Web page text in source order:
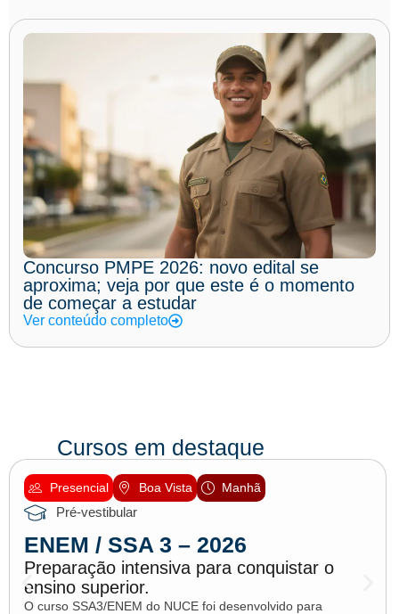
Concurso PMPE 2026: novo edital se
aproxima; veja por que este é o momento
de começar a estudar
Ver conteúdo completo
Cursos em destaque
Presencial Boa Vista Manhã
Pré-vestibular
ENEM / SSA 3 – 2026
Preparação intensiva para conquistar o
ensino superior.
O curso SSA3/ENEM do NUCE foi desenvolvido para